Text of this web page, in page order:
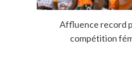
Affluence record
compétition